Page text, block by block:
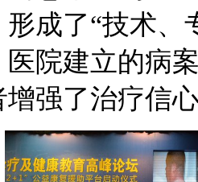
成了“技术
院建立的病
增强了治疗信